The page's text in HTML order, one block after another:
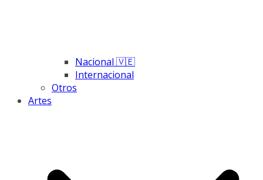
Nacional 🇻🇪
Internacional
Otros
Artes